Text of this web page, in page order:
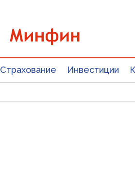
Страхование Инвестиции